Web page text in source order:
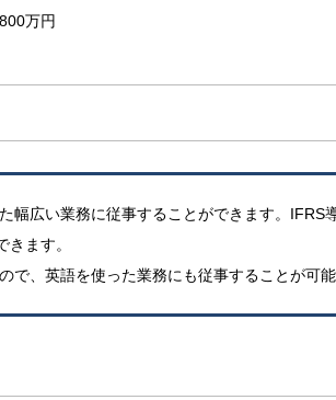
万円
幅広い業務に従事することができます。IFRS
ます。
で、英語を使った業務にも従事することが可能